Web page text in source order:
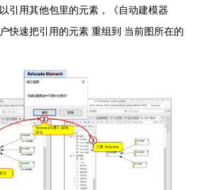
引用其他包里的元素，《自动建模器
快速把引用的元素 重组到 当前图所在的